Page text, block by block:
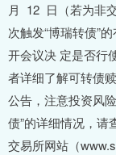
月 12 日（若为非
次触发“博瑞转债”
开会议决 定是否行
者详细了解可转债
公告，注意投资
债”的详细情况，
交易所网站（